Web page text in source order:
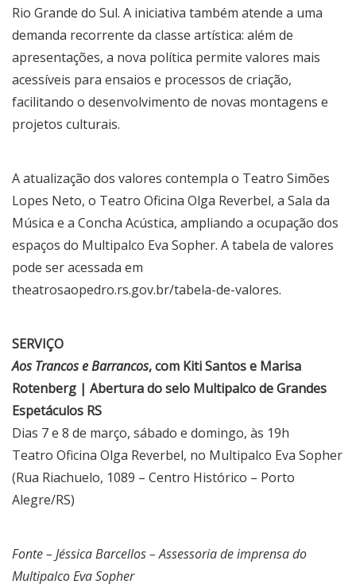
Rio Grande do Sul. A iniciativa também atende a uma
demanda recorrente da classe artística: além de
apresentações, a nova política permite valores mais
acessíveis para ensaios e processos de criação,
facilitando o desenvolvimento de novas montagens e
projetos culturais.
A atualização dos valores contempla o Teatro Simões
Lopes Neto, o Teatro Oficina Olga Reverbel, a Sala da
Música e a Concha Acústica, ampliando a ocupação dos
espaços do Multipalco Eva Sopher. A tabela de valores
pode ser acessada em
theatrosaopedro.rs.gov.br/tabela-de-valores.
SERVIÇO
Aos Trancos e Barrancos, com Kiti Santos e Marisa
Rotenberg | Abertura do selo Multipalco de Grandes
Espetáculos RS
Dias 7 e 8 de março, sábado e domingo, às 19h
Teatro Oficina Olga Reverbel, no Multipalco Eva Sopher
(Rua Riachuelo, 1089 – Centro Histórico – Porto
Alegre/RS)
Fonte – Jéssica Barcellos – Assessoria de imprensa do
Multipalco Eva Sopher